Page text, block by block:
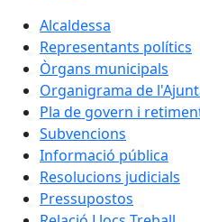
Alcaldessa
Representants polítics
Òrgans municipals
Organigrama de
Pla de govern i
Subvencions
Informació pública
Resolucions judicials
Pressupostos